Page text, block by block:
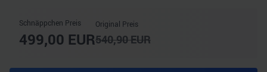
Schnäppchen Preis
499,00 EUR
Original Preis
540,90EUR